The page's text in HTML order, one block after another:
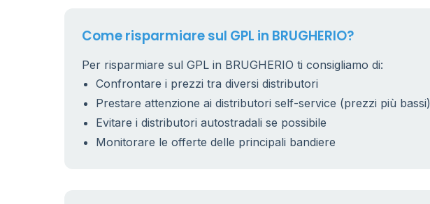
Come risparmiare sul GPL in BRUGHERIO?
Per risparmiare sul GPL in BRUGHERIO ti consigliamo di:
Confrontare i prezzi tra diversi distributori
Prestare attenzione ai distributori self-service (prezzi più bassi)
Evitare i distributori autostradali se possibile
Monitorare le offerte delle principali bandiere